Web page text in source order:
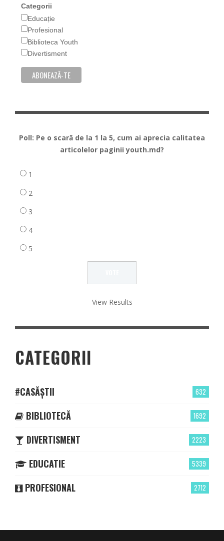
Categorii
Educație
Profesional
Biblioteca Youth
Divertisment
Poll: Pe o scară de la 1 la 5, cum ai aprecia calitatea
articolelor paginii youth.md?
1
2
3
4
5
View Results
CATEGORII
632
#CASĂȘTII
1692
BIBLIOTECĂ
2223
DIVERTISMENT
5339
EDUCATIE
2712
PROFESIONAL